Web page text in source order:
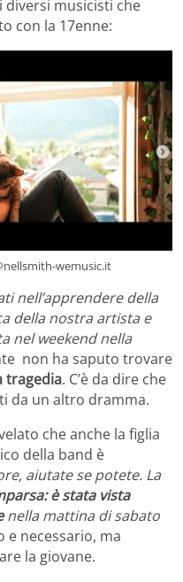
diversi musicisti che
con la 17enne:
wemusic.it
nell’apprendere della
della nostra artista e
nel weekend nella
non ha saputo trovare
tragedia. C’è da dire che
da un altro dramma.
che anche la figlia
della band è
aiutate se potete. La
è stata vista
nella mattina di sabato
e necessario, ma
la giovane.